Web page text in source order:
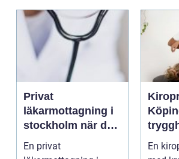
Privat
läkarmottagning i
stockholm när du
vill ha tid, trygghet
och specialistvård
En privat
gör
En